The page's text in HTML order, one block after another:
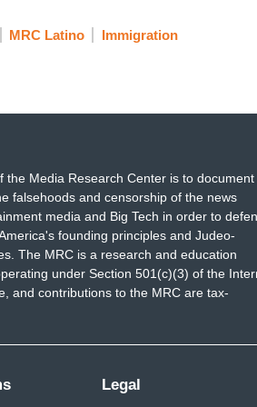
vengan´ del secretario de Estado
atender a los que salen positivos de
MRC Latino Immigration
the Media Research Center is to document
falsehoods and censorship of the news
media and Big Tech in order to
founding principles and Judeo-
The MRC is a research and education
under Section 501(c)(3) of the
and contributions to the MRC are tax-
Legal